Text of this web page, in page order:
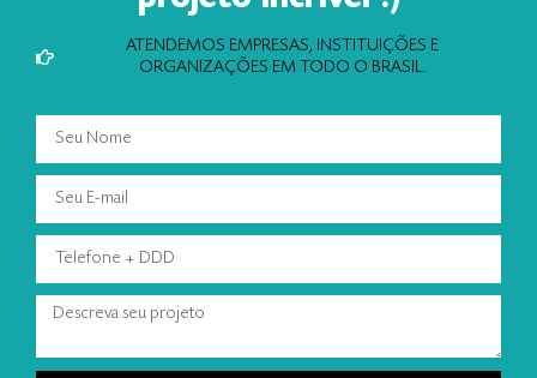
ATENDEMOS EMPRESAS, INSTITUIÇÕES E
ORGANIZAÇÕES EM TODO O BRASIL.